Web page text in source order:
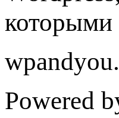
которыми
Powered